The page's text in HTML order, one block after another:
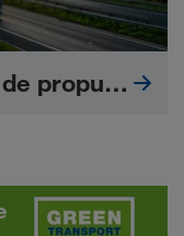
Combustibili și sisteme de propulsie alternative